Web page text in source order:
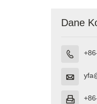
Dane


